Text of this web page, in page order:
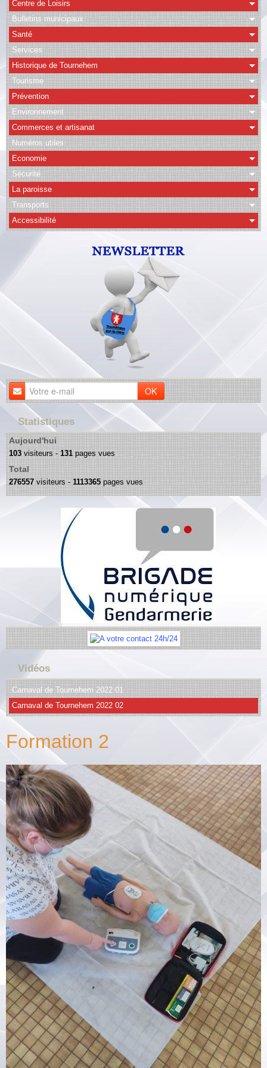
CAPSO
Agenda
Albums
Vidéos
Facebook
Contact
Centre de Loisirs
Bulletins municipaux
Santé
Services
Historique de Tournehem
Tourisme
Prévention
Environnement
Commerces et artisanat
Numéros utiles
Economie
Sécurité
La paroisse
Transports
Accessibilité
OK
Statistiques
Aujourd'hui
103 visiteurs - 131 pages vues
Total
276557 visiteurs - 1113365 pages vues
Vidéos
Carnaval de Tournehem 2022 01
Carnaval de Tournehem 2022 02
Formation 2